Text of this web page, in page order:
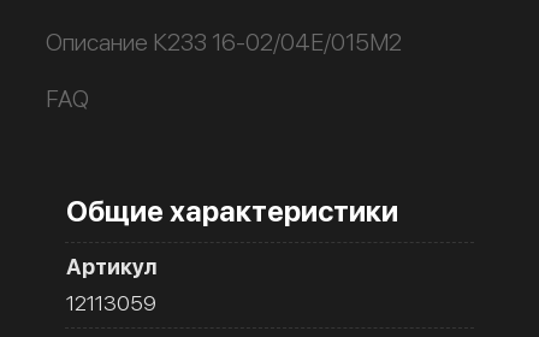
Описание К233 16-02/04Е/015М2
FAQ
Общие характеристики
Артикул
12113059